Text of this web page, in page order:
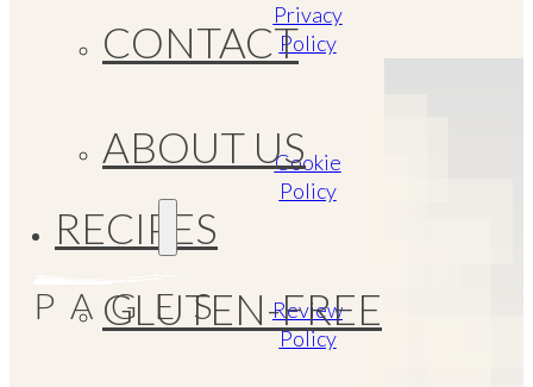
CONTACT
ABOUT US
RECIPES
GLUTEN-FREE
PAGES
Privacy
Policy
Cookie
Policy
Review
Policy